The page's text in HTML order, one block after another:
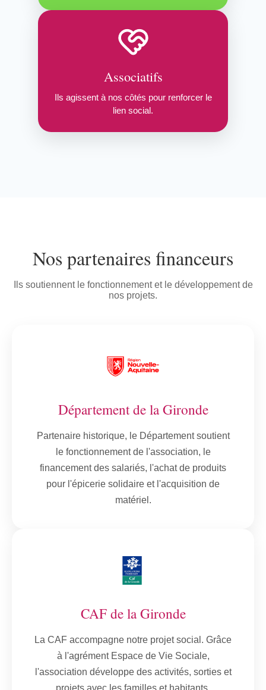
Associatifs
Ils agissent à nos côtés pour renforcer le
lien social.
Nos partenaires financeurs
Ils soutiennent le fonctionnement et le développement de
nos projets.
Département de la Gironde
Partenaire historique, le Département soutient
le fonctionnement de l'association, le
financement des salariés, l'achat de produits
pour l'épicerie solidaire et l'acquisition de
matériel.
CAF de la Gironde
La CAF accompagne notre projet social. Grâce
à l'agrément Espace de Vie Sociale,
l'association développe des activités, sorties et
projets avec les familles et habitants.